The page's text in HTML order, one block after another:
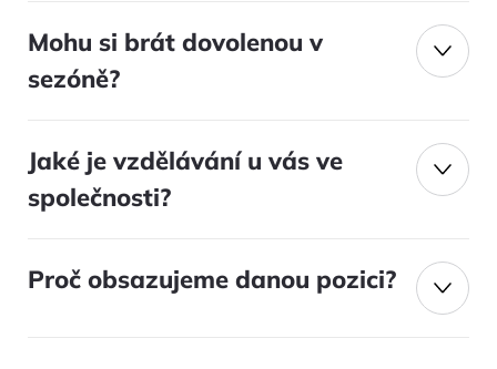
Mohu si brát dovolenou v
sezóně?
Jaké je vzdělávání u vás ve
společnosti?
Proč obsazujeme danou pozici?